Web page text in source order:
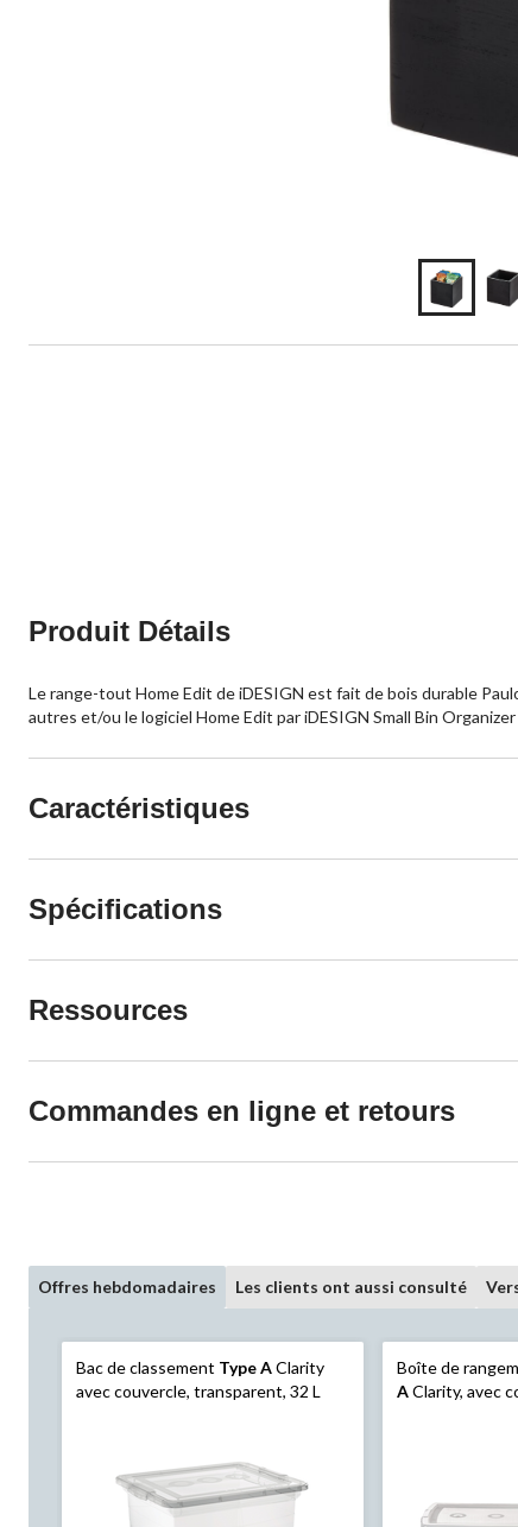
Produit Détails
Le range-tout Home Edit de iDESIGN est fait de bois durable
autres et/ou le logiciel Home Edit par iDESIGN Small Bin
Caractéristiques
Spécifications
Ressources
Commandes en ligne et retours
Offres hebdomadaires Les clients ont aussi consulté
Bac de classement Type AClarity
avec couvercle, transparent, 32 L
Boîte de
AClarity, avec